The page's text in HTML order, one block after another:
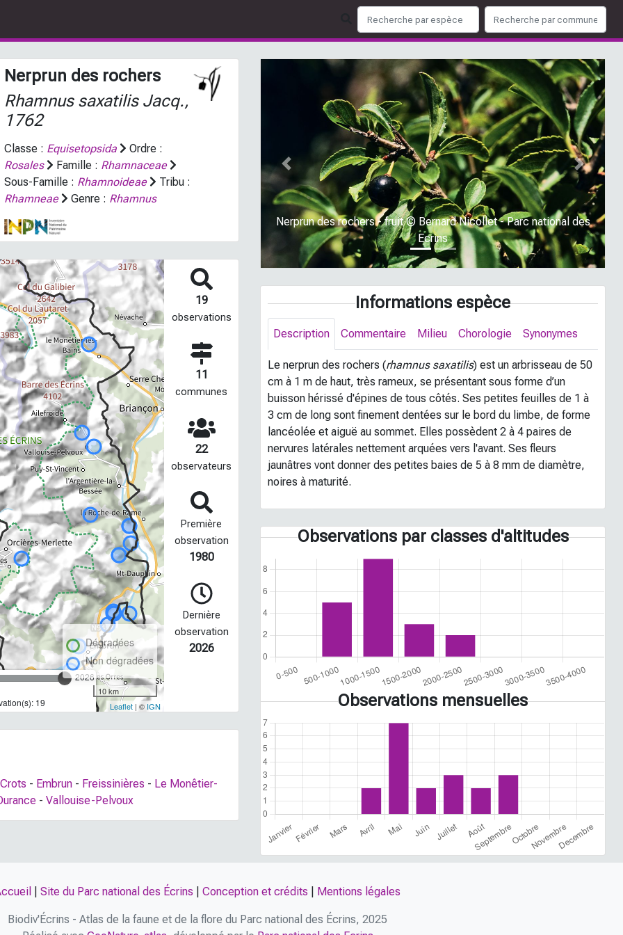
Nerprun des rochers
Rhamnus saxatilisJacq.,
1762
Classe : Equisetopsida
Ordre :
Rosales
Famille : Rhamnaceae
Sous-Famille : Rhamnoideae
Tribu :
Rhamneae
Genre : Rhamnus
2026
19
Dégradées
Non dégradées
10 km
Leaflet| © IGN
19
observations
11
communes
22
observateurs
Première
observation
1980
Dernière
observation
2026
Crots - Embrun - Freissinières - Le Monêtier-
- Vallouise-Pelvoux
Nerprun des rochers - fruit © Bernard Nicollet - Parc national des
Ecrins
Previous Next
Informations espèce
Description Commentaire Milieu Chorologie Synonymes
Le nerprun des rochers (rhamnus saxatilis) est un arbrisseau de 50
cm à 1 m de haut, très rameux, se présentant sous forme d’un
buisson hérissé d'épines de tous côtés. Ses petites feuilles de 1 à
3 cm de long sont finement dentées sur le bord du limbe, de forme
lancéolée et aiguë au sommet. Elles possèdent 2 à 4 paires de
nervures latérales nettement arquées vers l'avant. Ses fleurs
jaunâtres vont donner des petites baies de 5 à 8 mm de diamètre,
noires à maturité.
Observations par classes d'altitudes
Observations mensuelles
Site du Parc national des Écrins Conception et crédits Mentions légales
Biodiv'Écrins - Atlas de la faune et de la flore du Parc national des Écrins, 2025